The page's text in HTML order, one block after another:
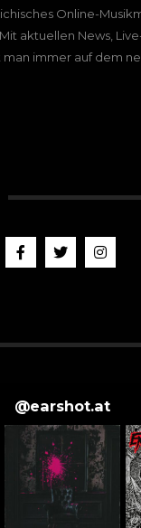
Online-
aktuellen News,
man immer auf dem
@earshot.at